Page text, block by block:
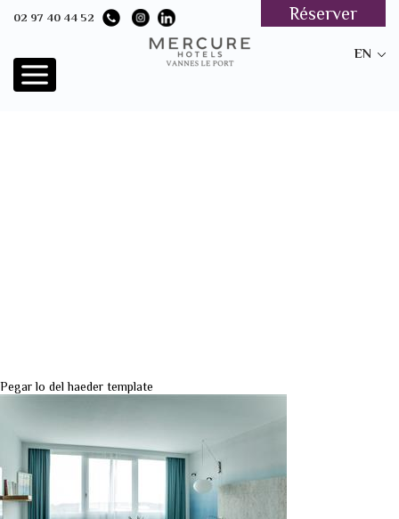
02 97 40 44 52 Réserver
EN
Pegar lo del haeder template